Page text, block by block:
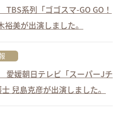
系列「ゴゴスマ-GO GO！
美が出演しました。
媛朝日テレビ「スーパーJチ
兒島克彦が出演しました。